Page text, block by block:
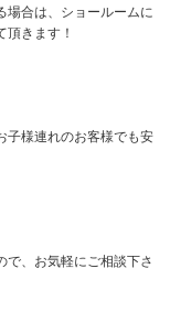
場合は、ショールームに
頂きます！
子様連れのお客様でも安
で、お気軽にご相談下さ